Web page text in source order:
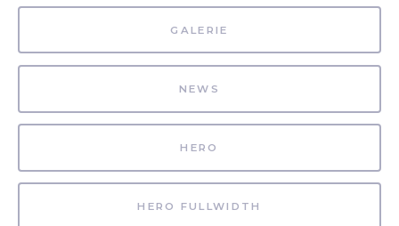
GALERIE
NEWS
HERO
HERO FULLWIDTH